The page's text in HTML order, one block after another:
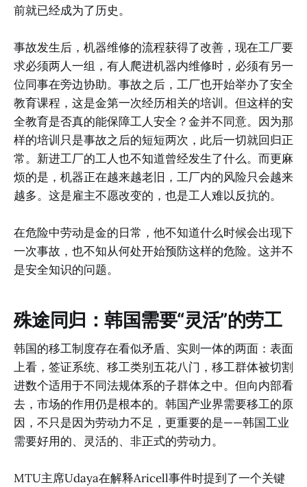
前就已经成为了历史。
事故发生后，机器维修的流程获得了改善，现在工厂要
求必须两人一组，有人爬进机器内维修时，必须有另一
位同事在旁边协助。事故之后，工厂也开始举办了安全
教育课程，这是金第一次经历相关的培训。但这样的安
全教育是否真的能保障工人安全？金并不同意。因为那
样的培训只是事故之后的短短两次，此后一切就回归正
常。新进工厂的工人也不知道曾经发生了什么。而更麻
烦的是，机器正在越来越老旧，工厂内的风险只会越来
越多。这是雇主不愿改变的，也是工人难以反抗的。
在危险中劳动是金的日常，他不知道什么时候会出现下
一次事故，也不知从何处开始预防这样的危险。这并不
是安全知识的问题。
殊途同归：韩国需要“灵活”的劳工
韩国的移工制度存在看似矛盾、实则一体的两面：表面
上看，签证系统、移工类别五花八门，移工群体被切割
进数个适用于不同法规体系的子群体之中。但向内部看
去，市场的作用仍是根本的。韩国产业界需要移工的原
因，不只是因为劳动力不足，更重要的是——韩国工业
需要好用的、灵活的、非正式的劳动力。
MTU主席Udaya在解释Aricell事件时提到了一个关键